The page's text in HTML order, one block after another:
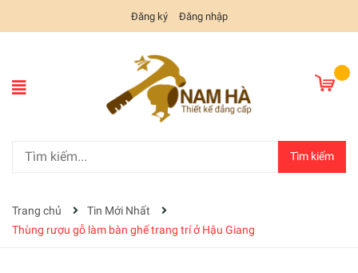
Đăng ký Đăng nhập
Tìm kiếm
Trang chủ
Tin Mới Nhất
Thùng rượu gỗ làm bàn ghế trang trí ở Hậu Giang